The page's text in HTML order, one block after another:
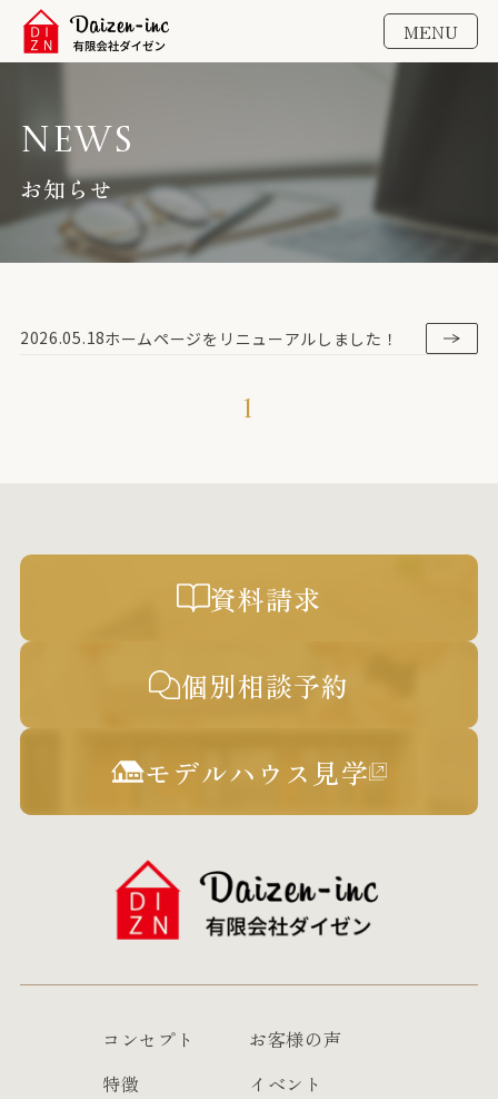
MENU
News
お知らせ
2026.05.18ホームページをリニューアルしました！
1
資料請求
個別相談予約
モデルハウス見学
コンセプト
特徴
お客様の声
イベント